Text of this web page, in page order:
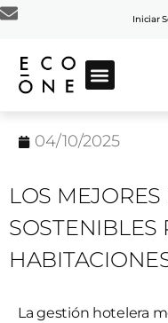
Iniciar
04/10/2025
LOS
SOSTENIBLES
La gestión hotelera